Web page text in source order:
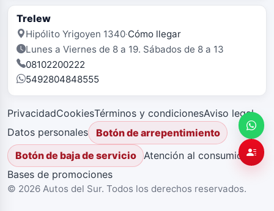
Trelew
Hipólito Yrigoyen 1340·Cómo llegar
Lunes a Viernes de 8 a 19. Sábados de 8 a 13
08102200222
5492804848555
PrivacidadCookiesTérminos y condicionesAviso legal
Datos personales
Botón de arrepentimiento
Botón de baja de servicio
Atención al consumidor
Bases de promociones
© 2026 Autos del Sur. Todos los derechos reservados.